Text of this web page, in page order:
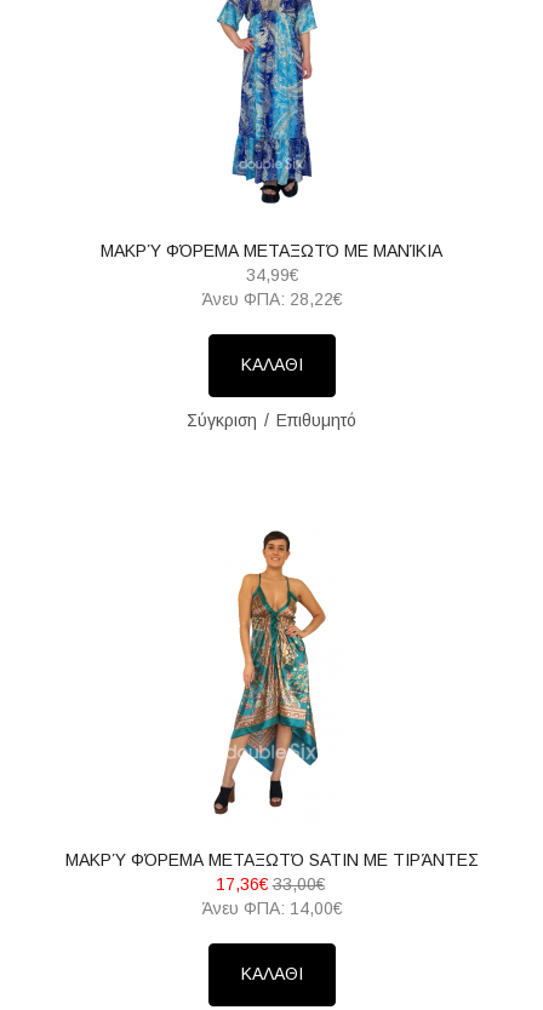
ΜΑΚΡΎ ΦΌΡΕΜΑ ΜΕΤΑΞΩΤΌ ΜΕ ΜΑΝΊΚΙΑ
34,99€
Άνευ ΦΠΑ: 28,22€
ΚΑΛΑΘΙ
Σύγκριση Επιθυμητό
ΜΑΚΡΎ ΦΌΡΕΜΑ ΜΕΤΑΞΩΤΌ SATIN ΜΕ ΤΙΡΆΝΤΕΣ
17,36€ 33,00€
Άνευ ΦΠΑ: 14,00€
ΚΑΛΑΘΙ